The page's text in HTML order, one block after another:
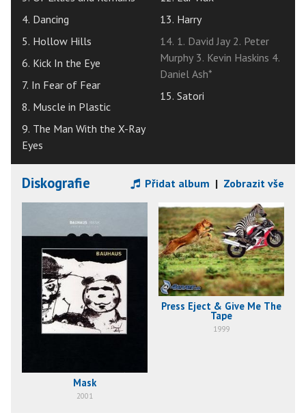
4. Dancing
5. Hollow Hills
6. Kick In the Eye
7. In Fear of Fear
8. Muscle in Plastic
9. The Man With the X-Ray
Eyes
13. Harry
14. 1. David Jay 2. Peter
Murphy 3. Kevin Haskins 4.
Daniel Ash*
15. Satori
Diskografie Přidat album | Zobrazit vše
Mask
2001
Press Eject & Give Me The
Tape
1999